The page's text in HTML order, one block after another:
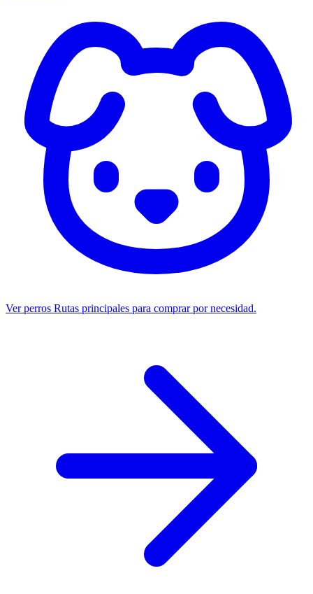
Ver perros Rutas principales para comprar por necesidad.